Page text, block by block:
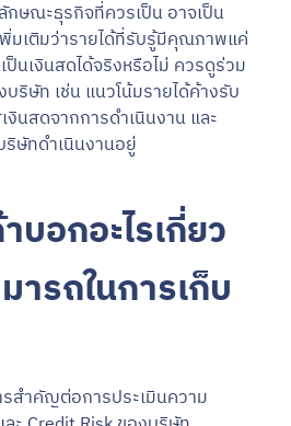
ษณะธุรกิจที่ควรเป็น อาจเป็น
เติมว่ารายได้ที่รับรู้มีคุณภาพแค่
ป็นเงินสดได้จริงหรือไม่ ควรดูร่วม
ริษัท เช่น แนวโน้มรายได้ค้างรับ
นสดจากการดำเนินงาน และ
ษัทดำเนินงานอยู่
อกอะไรเกี่ยว
รถในการเก็บ
สำคัญต่อการประเมินความ